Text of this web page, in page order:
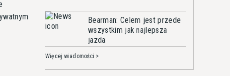
Bearman: Celem jest przede
wszystkim jak najlepsza
jazda
Więcej wiadomości >